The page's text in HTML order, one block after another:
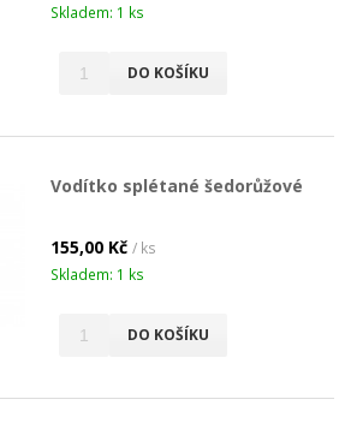
Skladem: 1 ks
DO KOŠÍKU
Vodítko splétané šedorůžové
155,00 Kč / ks
Skladem: 1 ks
DO KOŠÍKU